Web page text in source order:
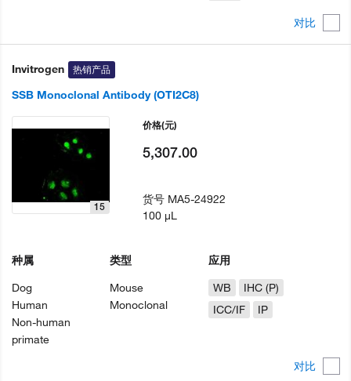
对比
Invitrogen 热销产品
SSB Monoclonal Antibody (OTI2C8)
对比
15
种属
Dog
Human
Non-human
primate
类型
Mouse
Monoclonal
应用
WB
IHC (P)
ICC/IF
IP
价格(元)
5,307.00
货号 MA5-24922
100 µL